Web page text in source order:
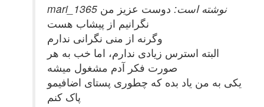
mari_1365 نوشته است: دوست عزیز من
نگرانیم از پیشاب هست
وگرنه از منی نگرانی ندارم
البته استرس زیادی ندارم، اما خب به هر
صورت فکر آدم مشغول میشه
یکی به من یاد بده که چطوری پستای اضافیمو
پاک کنم